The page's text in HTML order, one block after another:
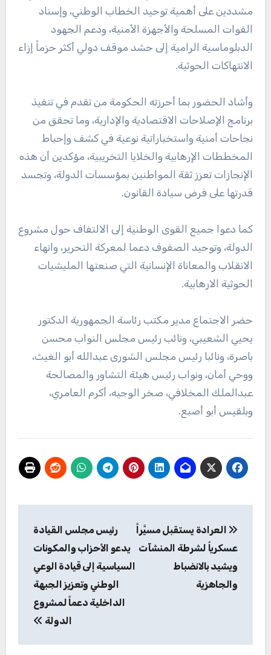
مشددين على أهمية توحيد الخطاب الوطني، وإسناد
القوات المسلحة والأجهزة الأمنية، ودعم الجهود
الدبلوماسية الرامية إلى حشد موقف دولي أكثر حزماً إزاء
الانتهاكات الحوثية.
وأشاد الحضور بما أحرزته الحكومة من تقدم في تنفيذ
برنامج الإصلاحات الاقتصادية والإدارية، وما تحقق من
نجاحات أمنية واستخباراتية نوعية في كشف وإحباط
المخططات الإرهابية والخلايا التخريبية، مؤكدين أن هذه
الإنجازات تعزز ثقة المواطنين بمؤسسات الدولة، وتجسد
قدرتها على فرض سيادة القانون.
كما دعوا جميع القوى الوطنية إلى الالتفاف حول مشروع
الدولة، وتوحيد الصفوف دعما لمعركة التحرير، وانهاء
الانقلاب والمعاناة الإنسانية التي صنعتها المليشيات
الحوثية الارهابية.
حضر الاجتماع مدير مكتب رئاسة الجمهورية الدكتور
يحيي الشعيبي، ونائب رئيس مجلس النواب محسن
باصرة، ونائبا رئيس مجلس الشورى عبدالله أبو الغيث،
ووحي أمان، ونواب رئيس هيئة التشاور والمصالحة
عبدالملك المخلافي، صخر الوجيه، أكرم العامري،
وبلقيس أبو أصبع.
المقالات
العرادة يستقبل مسيَّراً
عسكرياً لشرطة المنشآت
ويشيد بالانضباط
والجاهزية
رئيس مجلس القيادة
يدعو الأحزاب والمكونات
السياسية إلى قيادة الوعي
الوطني وتعزيز الجبهة
الداخلية دعماً لمشروع
الدولة